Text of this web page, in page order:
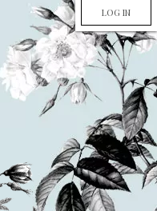
LOG IN